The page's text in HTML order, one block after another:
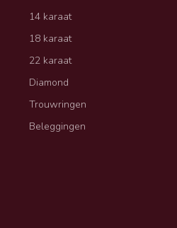
14 karaat
18 karaat
22 karaat
Diamond
Trouwringen
Beleggingen